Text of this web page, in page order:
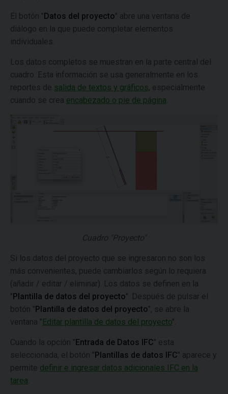
El botón "Datos del proyecto" abre una ventana de
diálogo en la que puede completar elementos
individuales.
Los datos completos se muestran en la parte central del
cuadro. Esta información se usa generalmente en los
reportes de salida de textos y gráficos, especialmente
cuando se crea encabezado o pie de página
Cuadro "Proyecto"
Si los datos del proyecto que se ingresaron no son los
más convenientes, puede cambiarlos según lo requiera
(añadir / editar / eliminar). Los datos se definen en la
"Plantilla de datos del proyecto". Después de pulsar el
botón "Plantilla de datos del proyecto", se abre la
ventana "Editar plantilla de datos del proyecto".
Cuando la opción "Entrada de Datos IFC" esta
seleccionada, el botón "Plantillas de datos IFC" aparece y
permite definir e ingresar datos adicionales IFC en la
tarea